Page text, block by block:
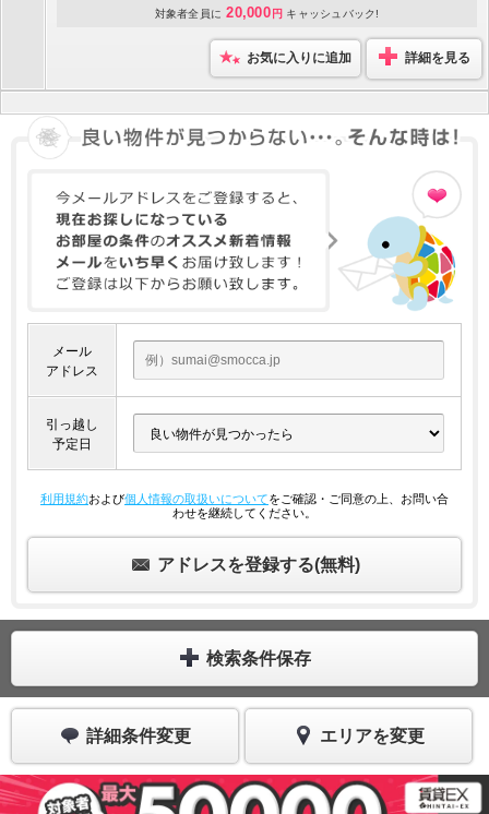
対象者全員に 20,000 円 キャッシュバック!
お気に入りに追加 詳細を見る
メール
アドレス
引っ越し
予定日
利用規約および個人情報の取扱いについてをご確認・ご同意の上、お問い合
わせを継続してください。
アドレスを登録する(無料)
検索条件保存
詳細条件変更 エリアを変更